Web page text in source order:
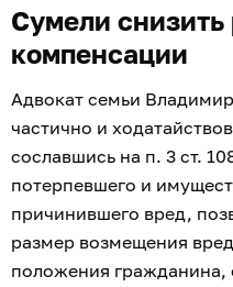
Сумели снизить
компенсации
Адвокат семьи
частично и
сославшись на п. 3 ст.
потерпевшего и
причинившего вред,
размер возмещения
положения гражданина,